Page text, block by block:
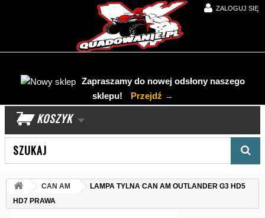
ZALOGUJ SIĘ
Zapraszamy do nowej odsłony naszego
sklepu!
Przejdź →
KOSZYK
CAN AM
LAMPA TYLNA CAN AM OUTLANDER G3 HD5
HD7 PRAWA